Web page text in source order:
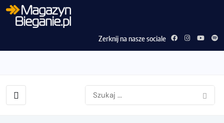
Zerknij na nasze sociale